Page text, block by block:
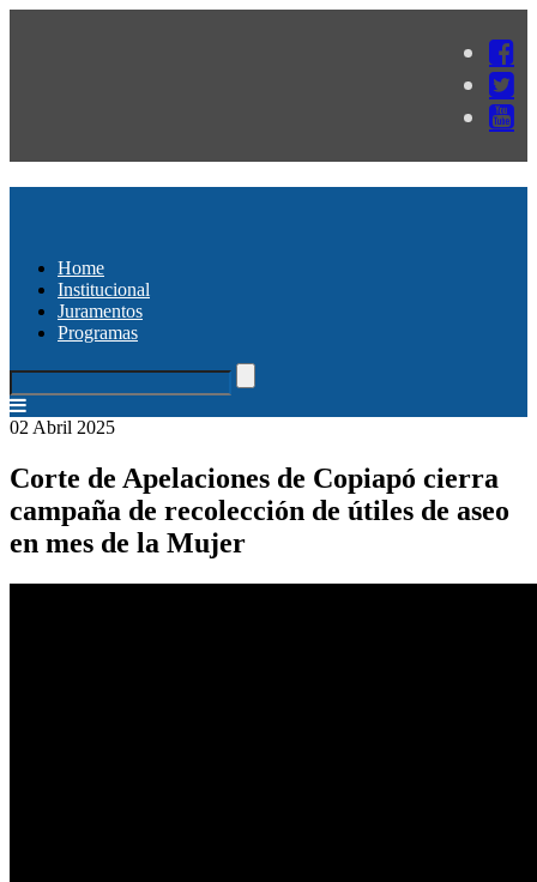
Home
Institucional
Juramentos
Programas
02 Abril 2025
Corte de Apelaciones de Copiapó cierra
campaña de recolección de útiles de aseo
en mes de la Mujer